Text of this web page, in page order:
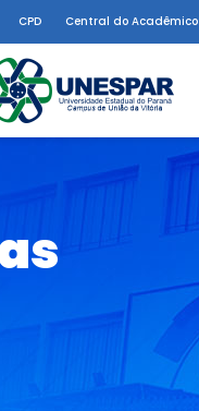
CPD Central do Acadêmico